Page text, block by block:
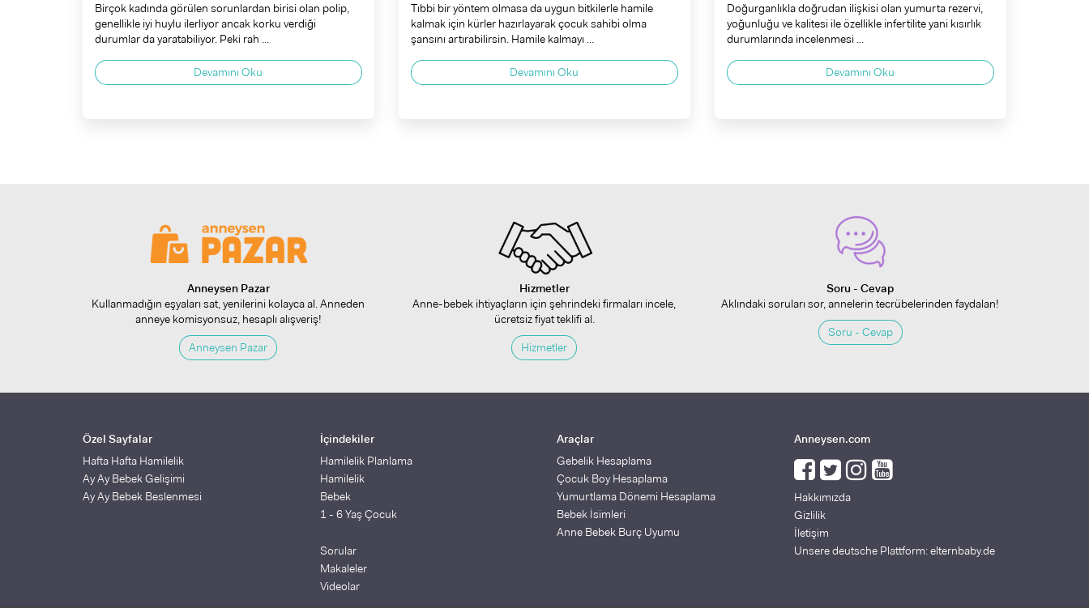
Birçok kadında görülen sorunlardan birisi olan polip,
genellikle iyi huylu ilerliyor ancak korku verdiği
durumlar da yaratabiliyor. Peki rah ...
Devamını Oku
Tıbbi bir yöntem olmasa da uygun bitkilerle hamile
kalmak için kürler hazırlayarak çocuk sahibi olma
şansını artırabilirsin. Hamile kalmayı ...
Devamını Oku
Doğurganlıkla doğrudan ilişkisi olan yumurta rezervi,
yoğunluğu ve kalitesi ile özellikle infertilite yani kısırlık
durumlarında incelenmesi ...
Devamını Oku
Anneysen Pazar
Kullanmadığın eşyaları sat, yenilerini kolayca al. Anneden
anneye komisyonsuz, hesaplı alışveriş!
Anneysen Pazar
Hizmetler
Anne-bebek ihtiyaçların için şehrindeki firmaları incele,
ücretsiz fiyat teklifi al.
Hizmetler
Soru - Cevap
Aklındaki soruları sor, annelerin tecrübelerinden faydalan!
Soru - Cevap
Özel Sayfalar
Hafta Hafta Hamilelik
Ay Ay Bebek Gelişimi
Ay Ay Bebek Beslenmesi
İçindekiler
Hamilelik Planlama
Hamilelik
Bebek
1 - 6 Yaş Çocuk
Sorular
Makaleler
Videolar
Araçlar
Gebelik Hesaplama
Çocuk Boy Hesaplama
Yumurtlama Dönemi Hesaplama
Bebek İsimleri
Anne Bebek Burç Uyumu
Anneysen.com
Hakkımızda
Gizlilik
İletişim
Unsere deutsche Plattform: elternbaby.de